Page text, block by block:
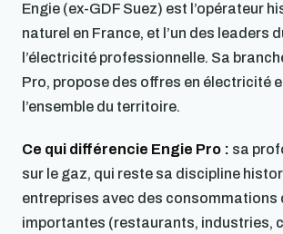
Engie (ex-GDF Suez) est l’opérateur
naturel en France, et l’un des leaders
l’électricité professionnelle. Sa
Pro, propose des offres en électricité
l’ensemble du territoire.
Ce qui différencie Engie Pro : sa
sur le gaz, qui reste sa discipline
entreprises avec des consommations
importantes (restaurants, industries,